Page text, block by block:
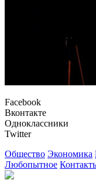
Facebook
Вконтакте
Одноклассники
Twitter
Общество Экономика
Любопытное